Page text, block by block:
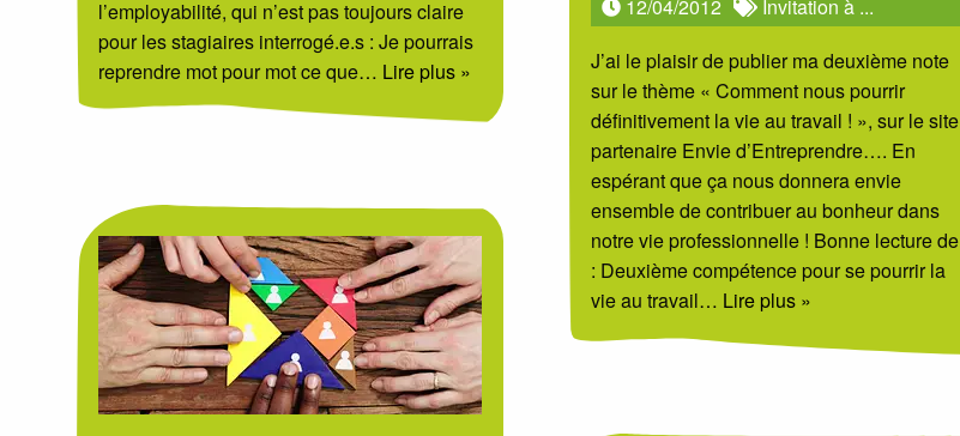
l’employabilité, qui n’est pas toujours claire
pour les stagiaires interrogé.e.s : Je pourrais
reprendre mot pour mot ce que… Lire plus »
12/04/2012
Invitation à ...
J’ai le plaisir de publier ma deuxième note
sur le thème « Comment nous pourrir
définitivement la vie au travail ! », sur le site
partenaire Envie d’Entreprendre…. En
espérant que ça nous donnera envie
ensemble de contribuer au bonheur dans
notre vie professionnelle ! Bonne lecture de
: Deuxième compétence pour se pourrir la
vie au travail… Lire plus »